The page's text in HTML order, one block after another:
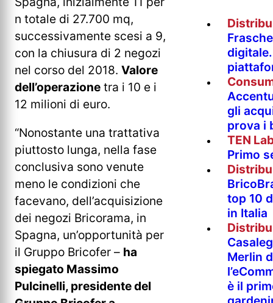
n totale di 27.700 mq,
successivamente scesi a 9,
con la chiusura di 2 negozi
nel corso del 2018. Valore
dell’operazione tra i 10 e i
12 milioni di euro.
“Nonostante una trattativa
piuttosto lunga, nella fase
conclusiva sono venute
meno le condizioni che
facevano, dell’acquisizione
dei negozi Bricorama, in
Spagna, un’opportunità per
il Gruppo Bricofer – ha
spiegato Massimo
Pulcinelli, presidente del
gli
prova i
TEN
Primo
top 10
in Italia
Merlin
è il